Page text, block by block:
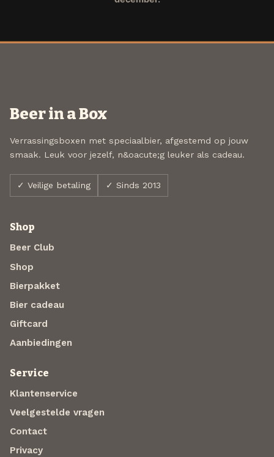
Beer in a Box
Verrassingsboxen met speciaalbier, afgestemd op jouw
smaak. Leuk voor jezelf, n&oacute;g leuker als cadeau.
✓ Veilige betaling ✓ Sinds 2013
Shop
Beer Club
Shop
Bierpakket
Bier cadeau
Giftcard
Aanbiedingen
Service
Klantenservice
Veelgestelde vragen
Contact
Privacy